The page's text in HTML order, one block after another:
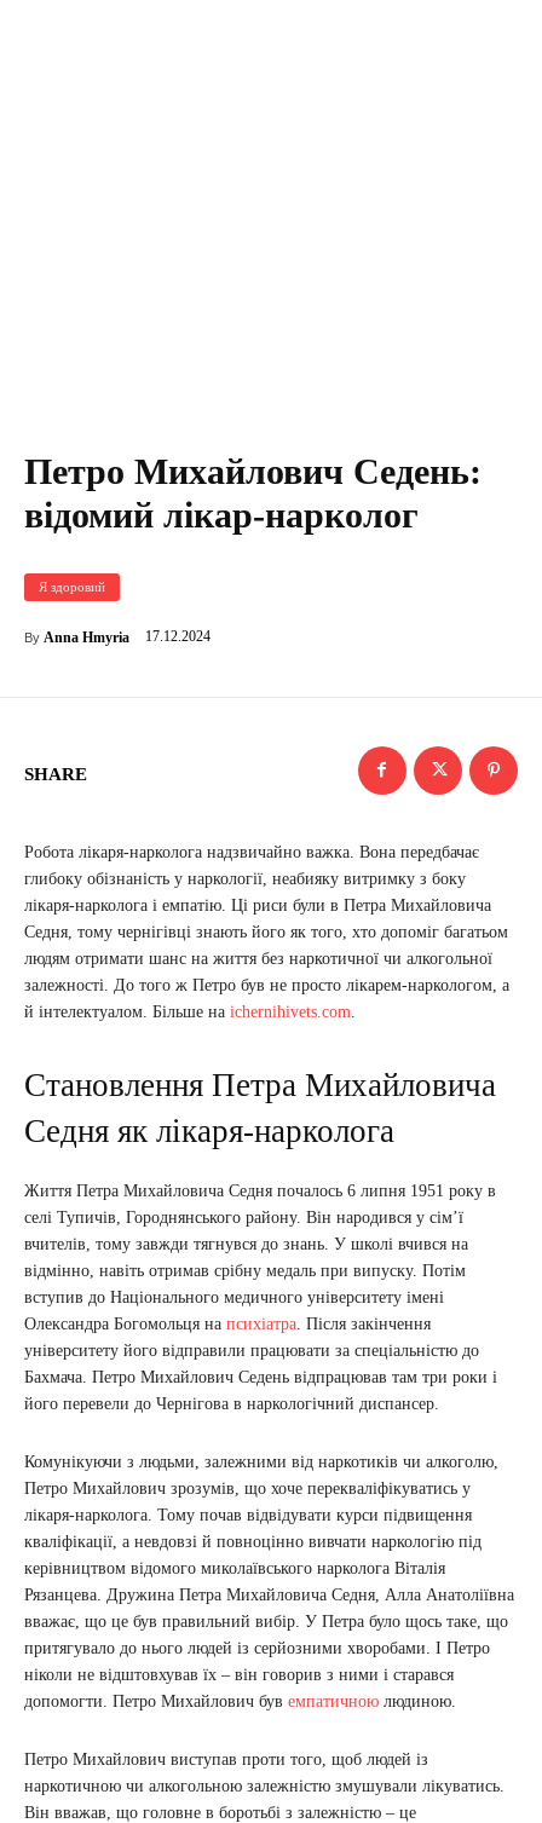
Петро Михайлович Седень:
відомий лікар-нарколог
Я здоровий
By Anna Hmyria 17.12.2024
SHARE
Робота лікаря-нарколога надзвичайно важка. Вона передбачає
глибоку обізнаність у наркології, неабияку витримку з боку
лікаря-нарколога і емпатію. Ці риси були в Петра Михайловича
Седня, тому чернігівці знають його як того, хто допоміг багатьом
людям отримати шанс на життя без наркотичної чи алкогольної
залежності. До того ж Петро був не просто лікарем-наркологом, а
й інтелектуалом. Більше на ichernihivets.com
Становлення Петра Михайловича
Седня як лікаря-нарколога
Життя Петра Михайловича Седня почалось 6 липня 1951 року в
селі Тупичів, Городнянського району. Він народився у сім’ї
вчителів, тому завжди тягнувся до знань. У школі вчився на
відмінно, навіть отримав срібну медаль при випуску. Потім
вступив до Національного медичного університету імені
Олександра Богомольця на психіатра . Після закінчення
університету його відправили працювати за спеціальністю до
Бахмача. Петро Михайлович Седень відпрацював там три роки і
його перевели до Чернігова в наркологічний диспансер.
Комунікуючи з людьми, залежними від наркотиків чи алкоголю,
Петро Михайлович зрозумів, що хоче перекваліфікуватись у
лікаря-нарколога. Тому почав відвідувати курси підвищення
кваліфікації, а невдовзі й повноцінно вивчати наркологію під
керівництвом відомого миколаївського нарколога Віталія
Рязанцева. Дружина Петра Михайловича Седня, Алла Анатоліївна
вважає, що це був правильний вибір. У Петра було щось таке, що
притягувало до нього людей із серйозними хворобами. І Петро
ніколи не відштовхував їх – він говорив з ними і старався
допомогти. Петро Михайлович був емпатичною людиною.
Петро Михайлович виступав проти того, щоб людей із
наркотичною чи алкогольною залежністю змушували лікуватись.
Він вважав, що головне в боротьбі з залежністю – це